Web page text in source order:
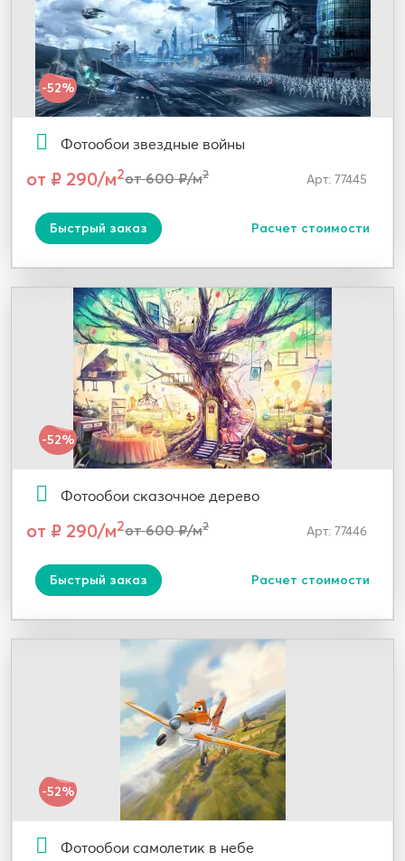
-52%
Фотообои звездные войны
от ₽ 290/м2от 600 ₽/м2 Арт: 77445
Быстрый заказ Расчет стоимости
-52%
Фотообои сказочное дерево
от ₽ 290/м2от 600 ₽/м2 Арт: 77446
Быстрый заказ Расчет стоимости
-52%
Фотообои самолетик в небе